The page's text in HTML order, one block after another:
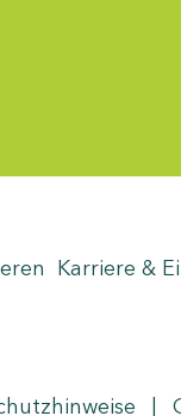
Karriere &